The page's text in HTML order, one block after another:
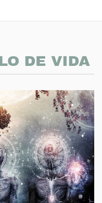
DE VIDA